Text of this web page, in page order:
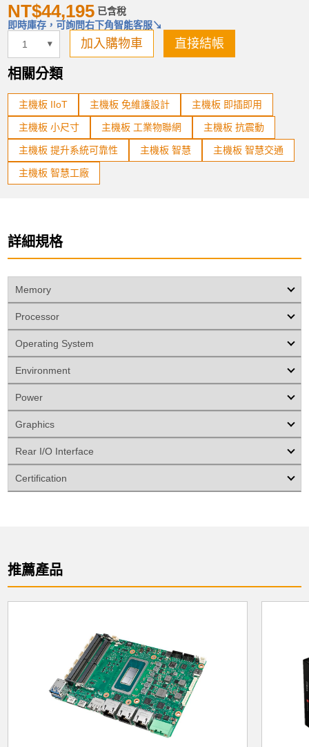
NT$44,195 已含稅
即時庫存，可詢問右下角智能客服↘
加入購物車 直接結帳
相關分類
主機板 IIoT 主機板 免維護設計 主機板 即插即用
主機板 小尺寸 主機板 工業物聯網 主機板 抗震動
主機板 提升系統可靠性 主機板 智慧 主機板 智慧交通
主機板 智慧工廠
詳細規格
Memory
Processor
Operating System
Environment
Power
Graphics
Rear I/O Interface
Certification
推薦產品